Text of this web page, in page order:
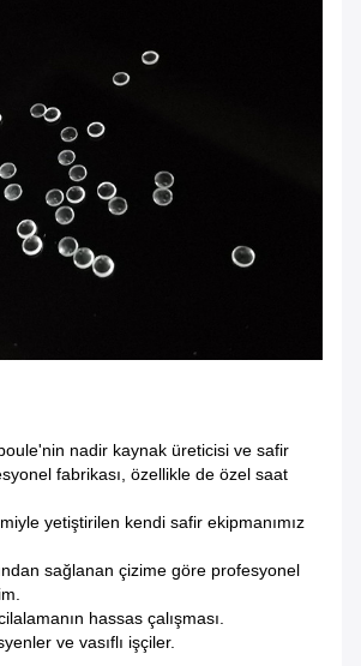
nadir kaynak üreticisi ve safir
fabrikası, özellikle de özel saat
yetiştirilen kendi safir ekipmanımız
sağlanan çizime göre profesyonel
hassas çalışması.
ve vasıflı işçiler.